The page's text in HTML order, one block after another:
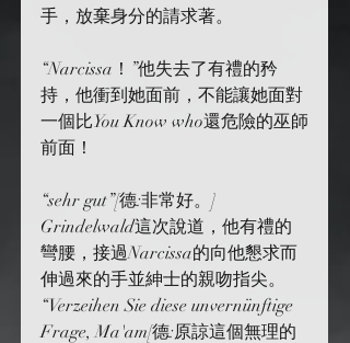
手，放棄身分的請求著。
“Narcissa！”他失去了有禮的矜
持，他衝到她面前，不能讓她面對
一個比You Know who還危險的巫師
前面！
“sehr gut”[德:非常好。]
Grindelwald這次說道，他有禮的
彎腰，接過Narcissa的向他懇求而
伸過來的手並紳士的親吻指尖。
“Verzeihen Sie diese unvernünftige
Frage, Ma'am[德:原諒這個無理的